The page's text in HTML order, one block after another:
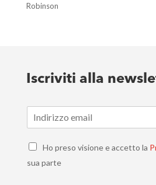
Robinson
Iscriviti alla
m
*
C
e
Ho preso visione e accetto la
sua parte